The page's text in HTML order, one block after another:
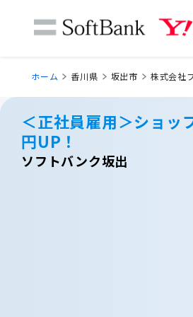
ホーム 香川県 坂出市 株式会社
＜正社員雇用＞ショッ
円UP！
ソフトバンク坂出